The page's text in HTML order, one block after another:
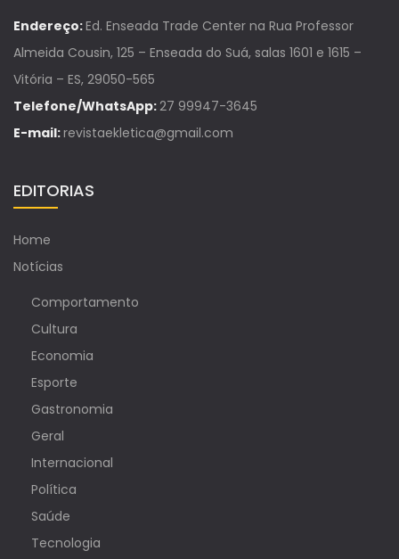
Endereço:Ed. Enseada Trade Center na Rua Professor
Almeida Cousin, 125 – Enseada do Suá, salas 1601 e 1615 –
Vitória – ES, 29050-565
Telefone/WhatsApp:27 99947-3645
E-mail:revistaekletica@gmail.com
EDITORIAS
Home
Notícias
Comportamento
Cultura
Economia
Esporte
Gastronomia
Geral
Internacional
Política
Saúde
Tecnologia